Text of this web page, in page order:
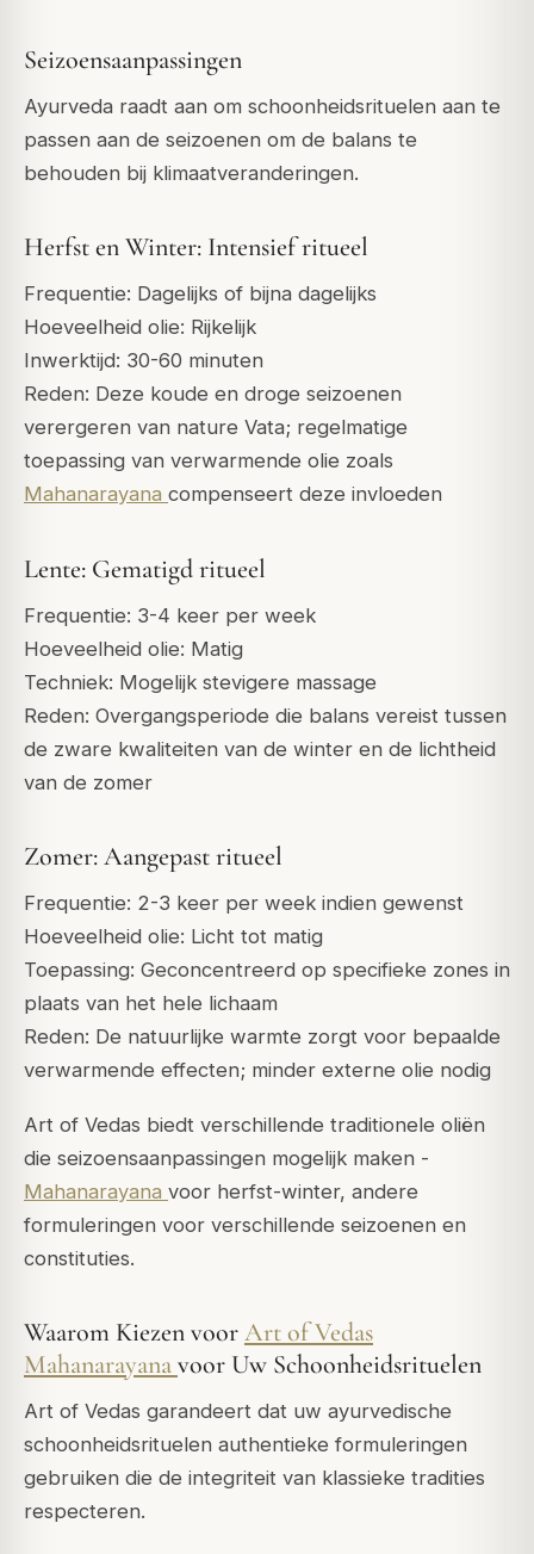
Seizoensaanpassingen
Ayurveda raadt aan om schoonheidsrituelen aan te
passen aan de seizoenen om de balans te
behouden bij klimaatveranderingen.
Herfst en Winter: Intensief ritueel
Frequentie: Dagelijks of bijna dagelijks
Hoeveelheid olie: Rijkelijk
Inwerktijd: 30-60 minuten
Reden: Deze koude en droge seizoenen
verergeren van nature Vata; regelmatige
toepassing van verwarmende olie zoals
Mahanarayana compenseert deze invloeden
Lente: Gematigd ritueel
Frequentie: 3-4 keer per week
Hoeveelheid olie: Matig
Techniek: Mogelijk stevigere massage
Reden: Overgangsperiode die balans vereist tussen
de zware kwaliteiten van de winter en de lichtheid
van de zomer
Zomer: Aangepast ritueel
Frequentie: 2-3 keer per week indien gewenst
Hoeveelheid olie: Licht tot matig
Toepassing: Geconcentreerd op specifieke zones in
plaats van het hele lichaam
Reden: De natuurlijke warmte zorgt voor bepaalde
verwarmende effecten; minder externe olie nodig
Art of Vedas biedt verschillende traditionele oliën
die seizoensaanpassingen mogelijk maken -
Mahanarayana voor herfst-winter, andere
formuleringen voor verschillende seizoenen en
constituties.
Waarom Kiezen voorArt of Vedas
Mahanarayanavoor Uw Schoonheidsrituelen
Art of Vedas garandeert dat uw ayurvedische
schoonheidsrituelen authentieke formuleringen
gebruiken die de integriteit van klassieke tradities
respecteren.